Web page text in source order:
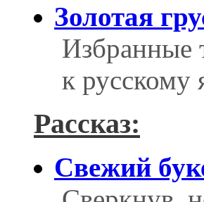
Золотая
Избранные
к русскому
Рассказ:
Свежий